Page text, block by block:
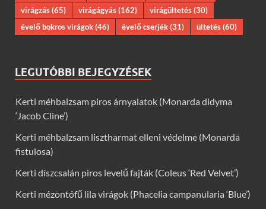
virágzás(65) virágágyás(162) virágültetés(30)
évelő bokros virágok(46) évelő cserjék(31) ültetés(60)
LEGUTÓBBI BEJEGYZÉSEK
Kerti méhbalzsam piros árnyalatok (Monarda didyma
‘Jacob Cline’)
Kerti méhbalzsam lisztharmat elleni védelme (Monarda
fistulosa)
Kerti díszcsalán piros levelű fajták (Coleus ‘Red Velvet’)
Kerti mézontófű lila virágok (Phacelia campanularia ‘Blue’)